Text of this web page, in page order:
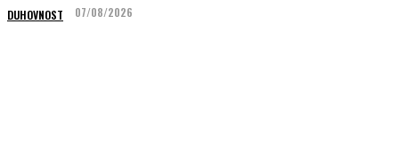
DUHOVNOST 07/08/2026